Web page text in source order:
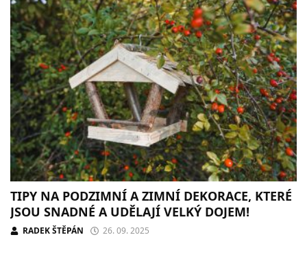
TIPY NA PODZIMNÍ A ZIMNÍ DEKORACE, KTERÉ
JSOU SNADNÉ A UDĚLAJÍ VELKÝ DOJEM!
RADEK ŠTĚPÁN 26. 09. 2025